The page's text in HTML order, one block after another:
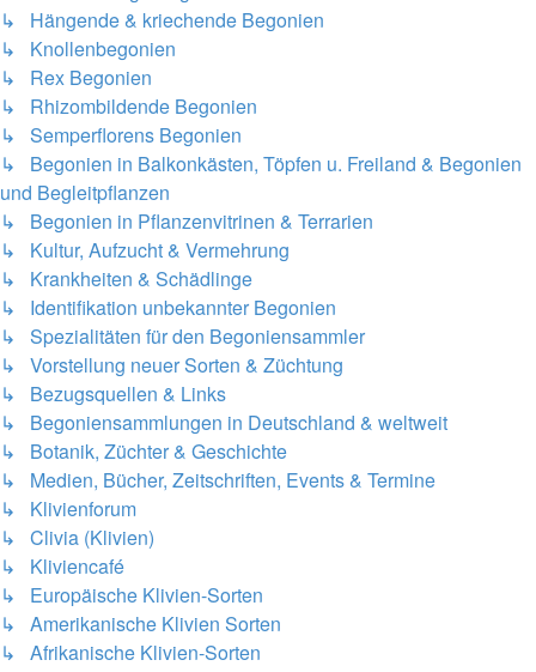
↳ Hängende & kriechende Begonien
↳ Knollenbegonien
↳ Rex Begonien
↳ Rhizombildende Begonien
↳ Semperflorens Begonien
↳ Begonien in Balkonkästen, Töpfen u. Freiland & Begonien
und Begleitpflanzen
↳ Begonien in Pflanzenvitrinen & Terrarien
↳ Kultur, Aufzucht & Vermehrung
↳ Krankheiten & Schädlinge
↳ Identifikation unbekannter Begonien
↳ Spezialitäten für den Begoniensammler
↳ Vorstellung neuer Sorten & Züchtung
↳ Bezugsquellen & Links
↳ Begoniensammlungen in Deutschland & weltweit
↳ Botanik, Züchter & Geschichte
↳ Medien, Bücher, Zeitschriften, Events & Termine
↳ Klivienforum
↳ Clivia (Klivien)
↳ Kliviencafé
↳ Europäische Klivien-Sorten
↳ Amerikanische Klivien Sorten
↳ Afrikanische Klivien-Sorten